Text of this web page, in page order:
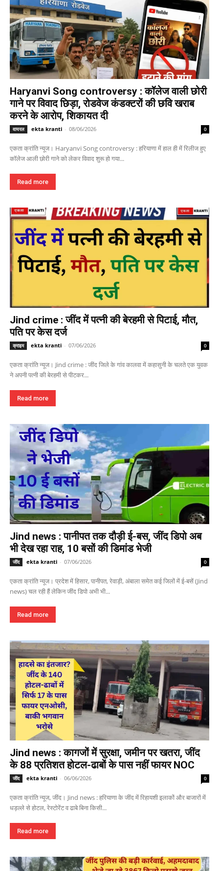
Haryanvi Song controversy : कॉलेज वाली छोरी
गाने पर विवाद छिड़ा, रोडवेज कंडक्टरों की छवि खराब
करने के आरोप, शिकायत दी
वायरल ekta kranti - 08/06/2026 0
एकता क्रांति न्यूज। Haryanvi Song controversy : हरियाणा में हाल ही में रिलीज हुए
कॉलेज आली छोरी गाने को लेकर विवाद शुरू हो गया...
Read more
Jind crime : जींद में पत्नी की बेरहमी से पिटाई, मौत,
पति पर केस दर्ज
क्राइम ekta kranti - 07/06/2026 0
एकता क्रांति न्यूज। Jind crime : जींद जिले के गांव कालवा में कहासुनी के चलते एक युवक
ने अपनी पत्नी की बेरहमी से पीटकर...
Read more
Jind news : पानीपत तक दौड़ी ई-बस, जींद डिपो अब
भी देख रहा राह, 10 बसों की डिमांड भेजी
जींद ekta kranti - 07/06/2026 0
एकता क्रांति न्यूज। प्रदेश में हिसार, पानीपत, रेवाड़ी, अंबाला समेत कई जिलों में ई-बसें (Jind
news) चल रही हैं लेकिन जींद डिपो अभी भी...
Read more
Jind news : कागजों में सुरक्षा, जमीन पर खतरा, जींद
के 88 प्रतिशत होटल-ढाबों के पास नहीं फायर NOC
जींद ekta kranti - 06/06/2026 0
एकता क्रांति न्यूज, जींद। Jind news : हरियाणा के जींद में रिहायशी इलाकों और बाजारों में
धड़ल्ले से होटल, रेस्टोरेंट व ढाबे बिना किसी...
Read more